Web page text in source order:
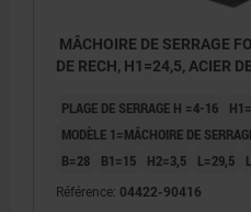
MÂCHOIRE DE SERRAGE
DE RECH, H1=24,5, ACIER
PLAGE DE SERRAGE H =4-16
MODÈLE 1=MÂCHOIRE DE
B=28
B1=15 H2=3,5 L=29,5
Référence: 04422-90416